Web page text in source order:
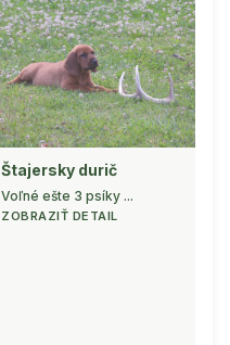
Štajersky durič
Voľné ešte 3 psíky ...
ZOBRAZIŤ DETAIL